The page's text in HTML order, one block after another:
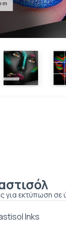
για εκτύπωση
Inks